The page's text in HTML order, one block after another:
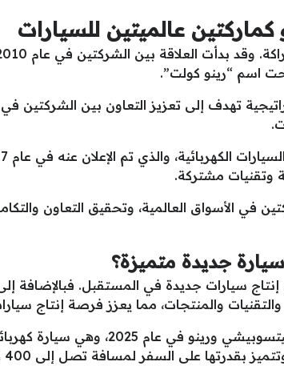
عالميتين للسيارات
اسم “رينو كولت”.
استراتيجية تهدف إلى تعزيز التعاون بين
وتقنيات مشتركة.
في الأسواق العالمية، وتحقيق التعاون
جديدة متميزة؟
سيارات جديدة في المستقبل. فبالإضافة
والمنتجات، مما يعزز فرصة إنتاج
وفي الواقع، تم الإعلان عن إطلاق سيارة
السفر لمسافة تصل إلى 400 كيلومتر بشحنة واحدة.